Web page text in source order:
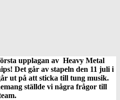
upplagan av Heavy Metal
Det går av stapeln den 11 juli i
ut på att sticka till tung musik.
ställde vi några frågor till